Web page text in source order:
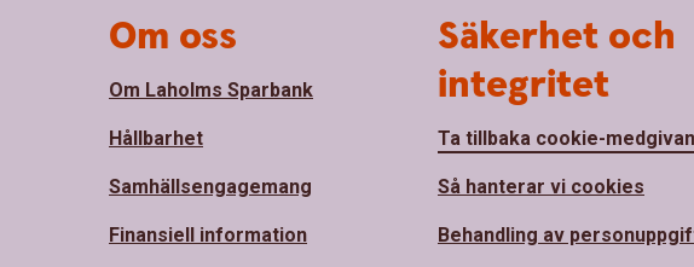
Om oss
Om Laholms Sparbank
Hållbarhet
Samhällsengagemang
Finansiell information
Säkerhet och
integritet
Ta tillbaka cookie-
Så hanterar vi cookies
Behandling av